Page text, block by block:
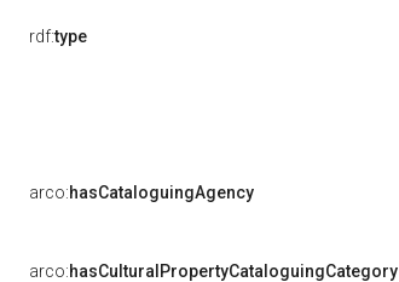
rdf:type
arco:hasCataloguingAgency
arco:hasCulturalPropertyCataloguingCategory